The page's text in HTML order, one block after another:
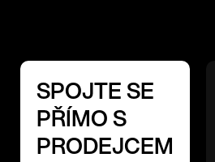
SPOJTE SE
PŘÍMO S
PRODEJCEM